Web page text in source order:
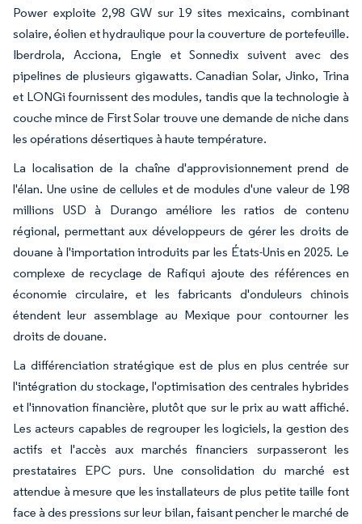
Power exploite 2,98 GW sur 19 sites mexicains, combinant
solaire, éolien et hydraulique pour la couverture de portefeuille.
Iberdrola, Acciona, Engie et Sonnedix suivent avec des
pipelines de plusieurs gigawatts. Canadian Solar, Jinko, Trina
et LONGi fournissent des modules, tandis que la technologie à
couche mince de First Solar trouve une demande de niche dans
les opérations désertiques à haute température.
La localisation de la chaîne d'approvisionnement prend de
l'élan. Une usine de cellules et de modules d'une valeur de 198
millions USD à Durango améliore les ratios de contenu
régional, permettant aux développeurs de gérer les droits de
douane à l'importation introduits par les États-Unis en 2025. Le
complexe de recyclage de Rafiqui ajoute des références en
économie circulaire, et les fabricants d'onduleurs chinois
étendent leur assemblage au Mexique pour contourner les
droits de douane.
La différenciation stratégique est de plus en plus centrée sur
l'intégration du stockage, l'optimisation des centrales hybrides
et l'innovation financière, plutôt que sur le prix au watt affiché.
Les acteurs capables de regrouper les logiciels, la gestion des
actifs et l'accès aux marchés financiers surpasseront les
prestataires EPC purs. Une consolidation du marché est
attendue à mesure que les installateurs de plus petite taille font
face à des pressions sur leur bilan, faisant pencher le marché de